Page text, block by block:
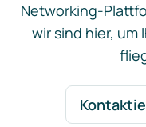
Networking-
wir sind hier, um